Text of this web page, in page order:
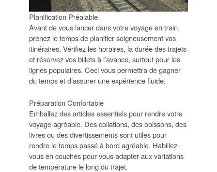
Planification Préalable
Avant de vous lancer dans votre voyage en train,
prenez le temps de planifier soigneusement vos
itinéraires. Vérifiez les horaires, la durée des trajets
et réservez vos billets à l’avance, surtout pour les
lignes populaires. Ceci vous permettra de gagner
du temps et d’assurer une expérience fluide.
Préparation Confortable
Emballez des articles essentiels pour rendre votre
voyage agréable. Des collations, des boissons, des
livres ou des divertissements sont utiles pour
rendre le temps passé à bord agréable. Habillez-
vous en couches pour vous adapter aux variations
de température le long du trajet.